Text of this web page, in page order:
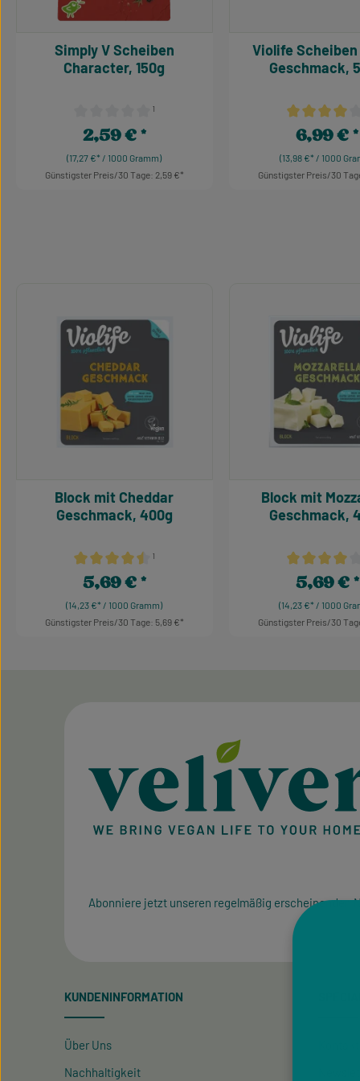
Durchschnittliche Bewertung von 0 von 5 Sternen
¹
Simply V Scheiben
Character, 150g
(17,27 €* / 1000 Gramm)
Regulärer Preis:
2,59 €
Günstigster Preis/30 Tage: 2,59 €
Violife Scheiben Gouda
Geschmack,
(13,98 €* / 1000
Regulärer
6,99 €
Günstigster Preis/30
Durchschnittliche Bewertung von 4.5 von 5 Sternen
¹
Block mit Cheddar
Geschmack, 400g
(14,23 €* / 1000 Gramm)
Regulärer Preis:
5,69 €
Günstigster Preis/30 Tage: 5,69 €
Block mit
Geschmack,
(14,23 €* / 1000
Regulärer
5,69 €
Günstigster Preis/30
Abonniere jetzt unseren regelmäßig erscheinenden
KUNDENINFORMATION
Über Uns
Nachhaltigkeit